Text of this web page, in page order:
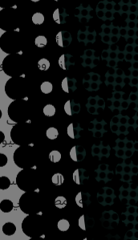
بها كل ما يحيط
أم حسية،
إنجاز”، وهي ضرورية
أولًا تهيئة أسباب
قدراته وميوله،
وتُسهل القيام
المالي المناسب
المطلوب في